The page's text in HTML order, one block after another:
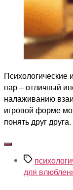
Психологические
пар – отличный
налаживанию
игровой форме
понять друг
Метки
для